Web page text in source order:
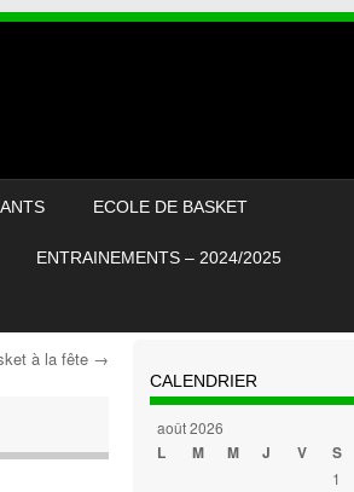
ECOLE DE BASKET
ENTRAINEMENTS – 2024/2025
à la fête →
CALENDRIER
août 2026
L M M J V S
1